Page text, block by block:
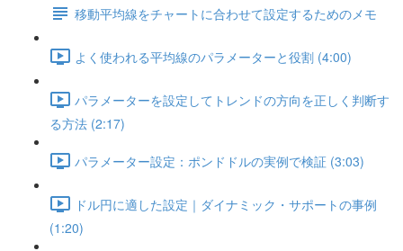
移動平均線をチャートに合わせて設定するためのメモ
よく使われる平均線のパラメーターと役割 (4:00)
パラメーターを設定してトレンドの方向を正しく判断す
る方法 (2:17)
パラメーター設定：ポンドドルの実例で検証 (3:03)
ドル円に適した設定｜ダイナミック・サポートの事例
(1:20)